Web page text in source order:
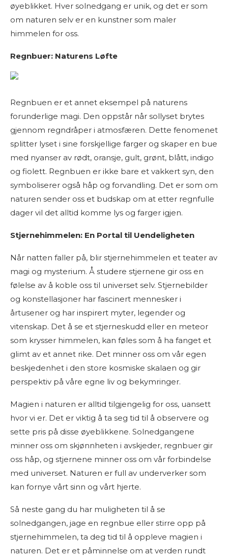
øyeblikket. Hver solnedgang er unik, og det er som
om naturen selv er en kunstner som maler
himmelen for oss.
Regnbuer: Naturens Løfte
Regnbuen er et annet eksempel på naturens
forunderlige magi. Den oppstår når sollyset brytes
gjennom regndråper i atmosfæren. Dette fenomenet
splitter lyset i sine forskjellige farger og skaper en bue
med nyanser av rødt, oransje, gult, grønt, blått, indigo
og fiolett. Regnbuen er ikke bare et vakkert syn, den
symboliserer også håp og forvandling. Det er som om
naturen sender oss et budskap om at etter regnfulle
dager vil det alltid komme lys og farger igjen.
Stjernehimmelen: En Portal til Uendeligheten
Når natten faller på, blir stjernehimmelen et teater av
magi og mysterium. Å studere stjernene gir oss en
følelse av å koble oss til universet selv. Stjernebilder
og konstellasjoner har fascinert mennesker i
årtusener og har inspirert myter, legender og
vitenskap. Det å se et stjerneskudd eller en meteor
som krysser himmelen, kan føles som å ha fanget et
glimt av et annet rike. Det minner oss om vår egen
beskjedenhet i den store kosmiske skalaen og gir
perspektiv på våre egne liv og bekymringer.
Magien i naturen er alltid tilgjengelig for oss, uansett
hvor vi er. Det er viktig å ta seg tid til å observere og
sette pris på disse øyeblikkene. Solnedgangene
minner oss om skjønnheten i avskjeder, regnbuer gir
oss håp, og stjernene minner oss om vår forbindelse
med universet. Naturen er full av underverker som
kan fornye vårt sinn og vårt hjerte.
Så neste gang du har muligheten til å se
solnedgangen, jage en regnbue eller stirre opp på
stjernehimmelen, ta deg tid til å oppleve magien i
naturen. Det er et påminnelse om at verden rundt